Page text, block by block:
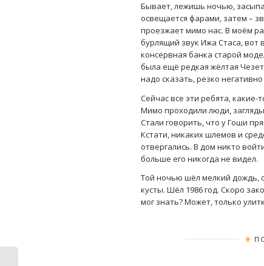
Бывает, лежишь ночью,
освещается фарами, затем –
проезжает мимо нас. В моём
бурлящий звук Ижа Стаса,
консервная банка старой
была ещё редкая жёлтая
надо сказать, резко
Сейчас все эти ребята,
Мимо проходили люди,
Стали говорить, что у Гоши
Кстати, никаких шлемов и
отвергались. В дом никто
больше его никогда не видел.
Той ночью шёл мелкий дождь,
кусты. Шёл 1986 год. Скоро
мог знать? Может, только